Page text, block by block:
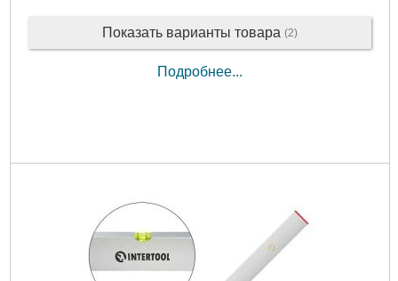
Показать варианты товара (2)
Подробнее...